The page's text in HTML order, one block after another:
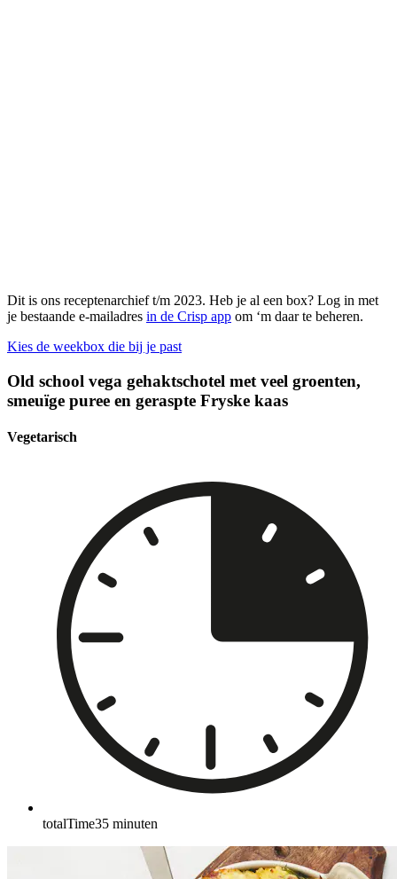
Dit is ons receptenarchief t/m 2023. Heb je al een box? Log in met
je bestaande e-mailadres in de Crisp app om ‘m daar te beheren.
Kies de weekbox die bij je past
Old school vega gehaktschotel met veel groenten,
smeuïge puree en geraspte Fryske kaas
Vegetarisch
totalTime35 minuten